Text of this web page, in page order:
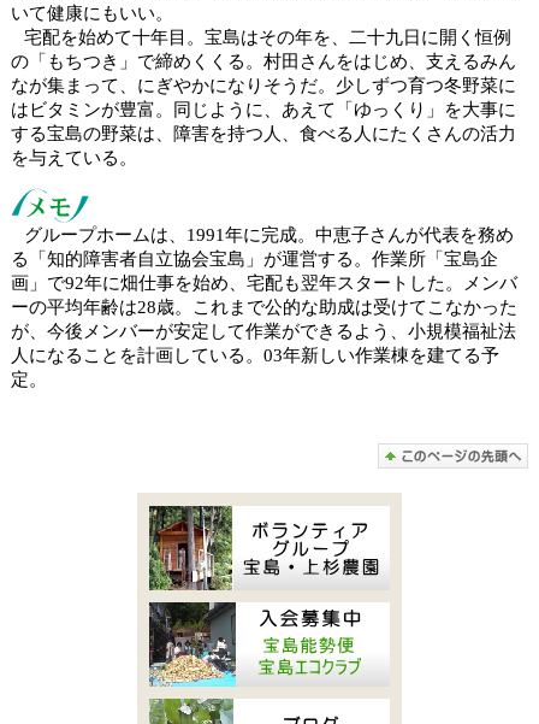
いて健康にもいい。
宅配を始めて十年目。宝島はその年を、二十九日に開く恒例
の「もちつき」で締めくくる。村田さんをはじめ、支えるみん
なが集まって、にぎやかになりそうだ。少しずつ育つ冬野菜に
はビタミンが豊富。同じように、あえて「ゆっくり」を大事に
する宝島の野菜は、障害を持つ人、食べる人にたくさんの活力
を与えている。
グループホームは、1991年に完成。中恵子さんが代表を務め
る「知的障害者自立協会宝島」が運営する。作業所「宝島企
画」で92年に畑仕事を始め、宅配も翌年スタートした。メンバ
ーの平均年齢は28歳。これまで公的な助成は受けてこなかった
が、今後メンバーが安定して作業ができるよう、小規模福祉法
人になることを計画している。03年新しい作業棟を建てる予
定。